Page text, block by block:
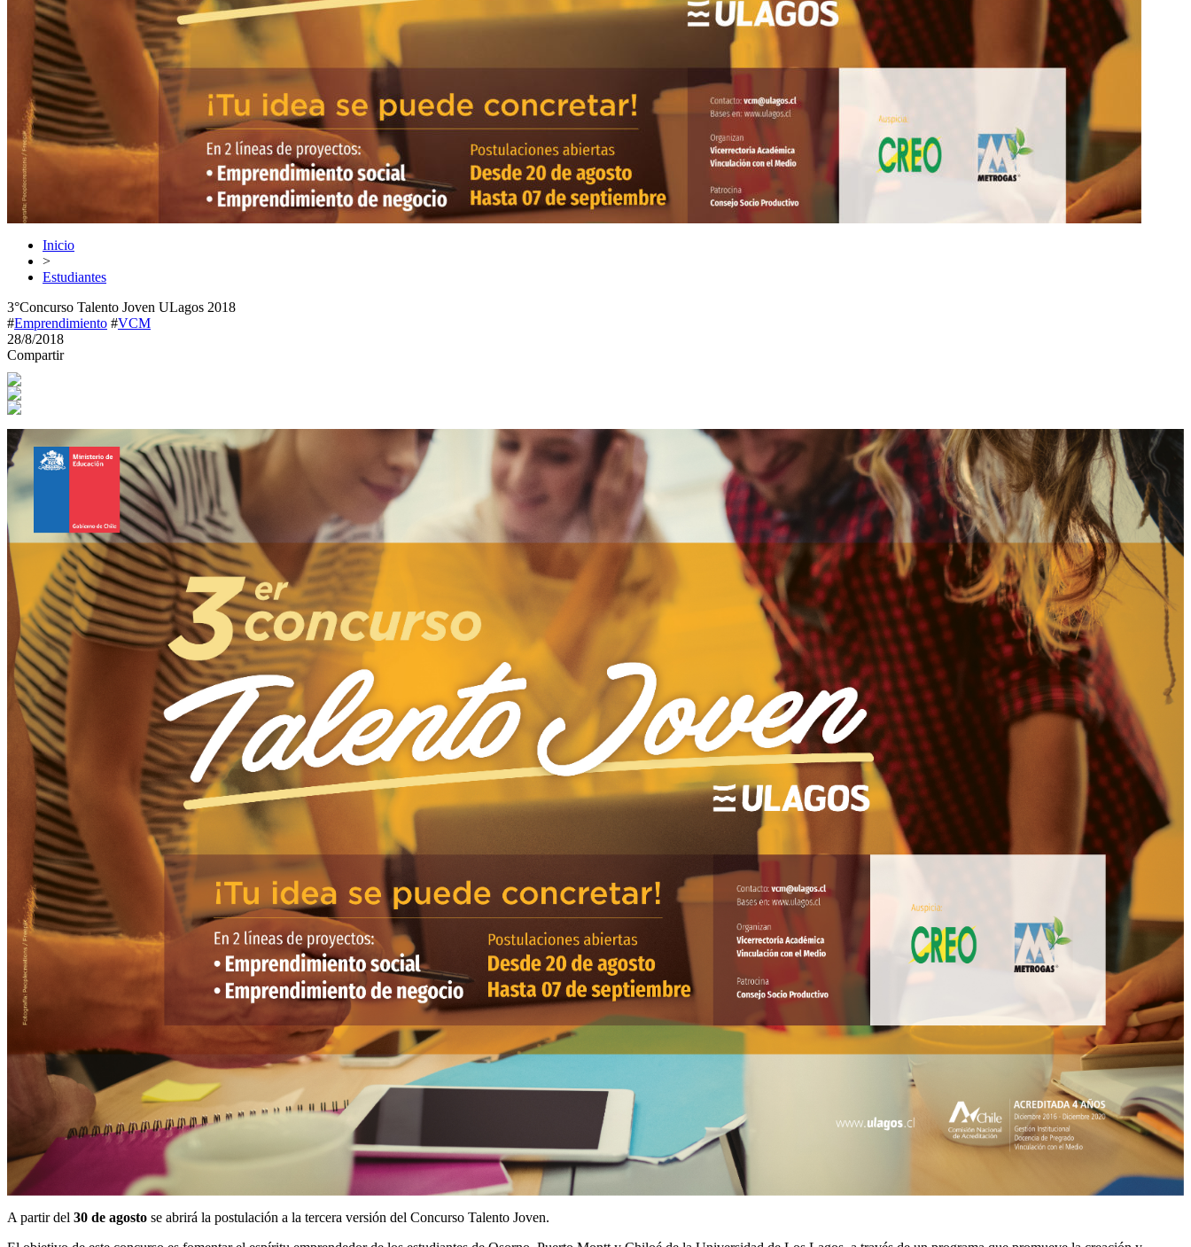
Inicio
>
Estudiantes
3°Concurso Talento Joven ULagos 2018
#Emprendimiento #VCM
28/8/2018
Compartir
A partir del 30 de agosto se abrirá la postulación a la tercera versión del Concurso Talento Joven.